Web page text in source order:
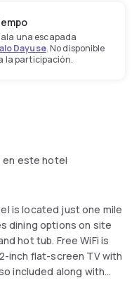
una escapada
Dayuse. No disponible
la participación.
en este hotel
is located just one mile
dining options on site
hot tub. Free WiFi is
inch flat-screen TV with
included along with
area with a sofa bed.